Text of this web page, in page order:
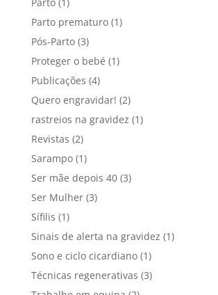
Parto prematuro(1)
Pós-Parto(3)
Proteger o bebé (1)
Publicações (4)
Quero engravidar! (2)
rastreios na gravidez (1)
Revistas (2)
Sarampo(1)
Ser mãe depois 40(3)
Ser Mulher(3)
Sífilis (1)
Sinais de alerta na gravidez (1)
Sono e ciclo cicardiano(1)
Técnicas regenerativas (3)